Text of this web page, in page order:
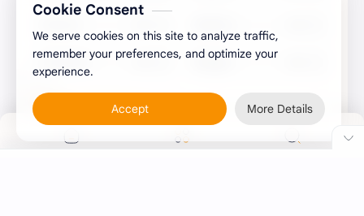
Computer Blogger
Komputer Info Software
Cookie Consent
We serve cookies on this site to analyze traffic,
remember your preferences, and optimize your
experience.
Accept More Details